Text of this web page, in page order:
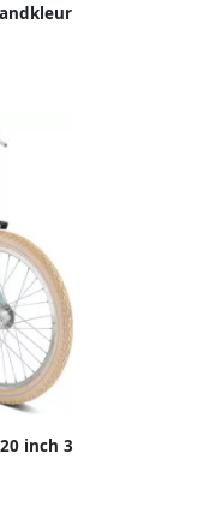
brake
inch 3